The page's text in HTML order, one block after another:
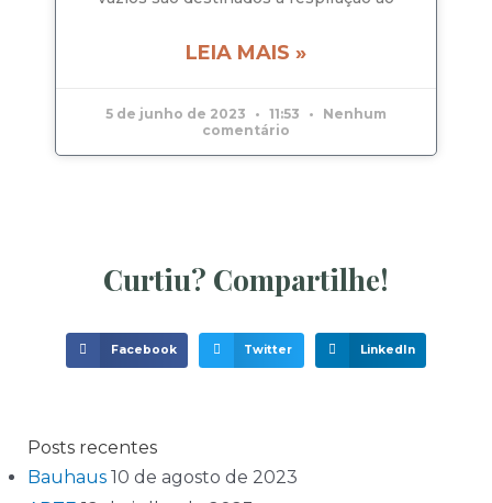
LEIA MAIS »
5 de junho de 2023 11:53
Nenhum
comentário
Curtiu? Compartilhe!
Facebook Twitter LinkedIn
Posts recentes
Bauhaus 10 de agosto de 2023